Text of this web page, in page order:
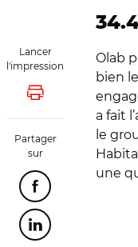
Lancer
l'impression
Lancer
Partager
sur
Partager cette
Partager cette
Olab
bien
a fait
le
une